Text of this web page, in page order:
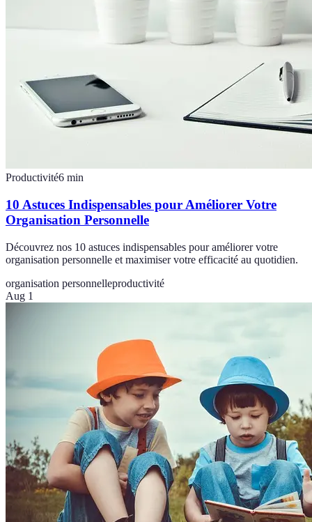
Productivité6 min
10 Astuces Indispensables pour Améliorer Votre
Organisation Personnelle
Découvrez nos 10 astuces indispensables pour améliorer votre
organisation personnelle et maximiser votre efficacité au quotidien.
organisation personnelleproductivité
Aug 1